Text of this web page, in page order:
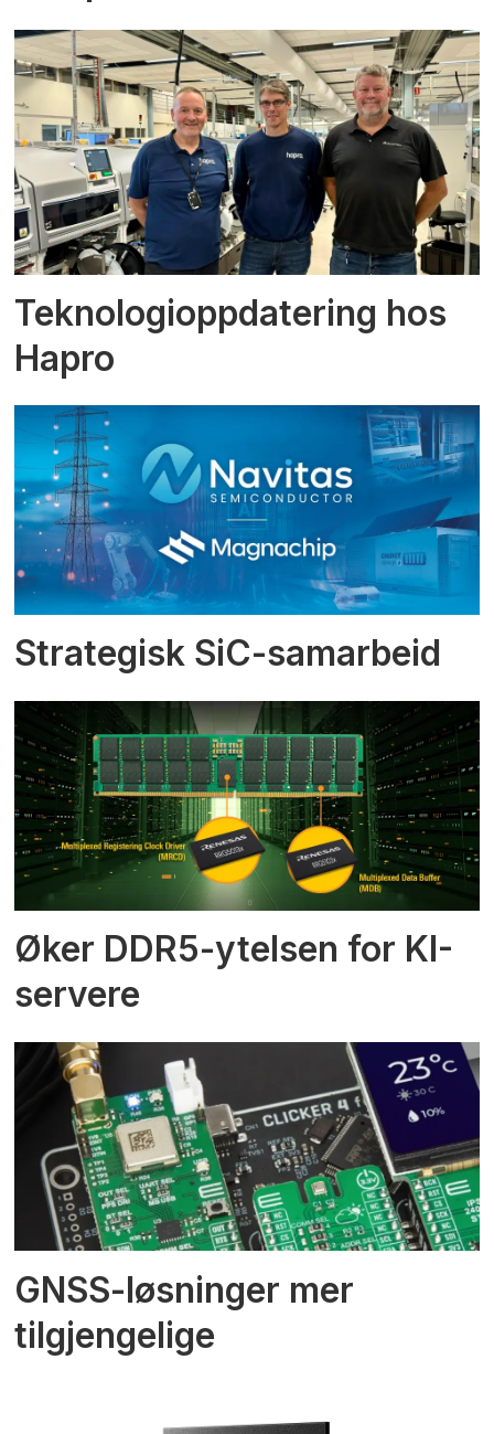
Teknologioppdatering hos
Hapro
Strategisk SiC-samarbeid
Øker DDR5-ytelsen for KI-
servere
GNSS-løsninger mer
tilgjengelige